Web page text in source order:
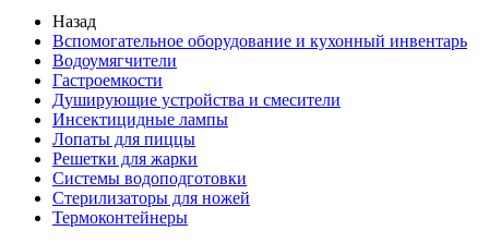
Назад
Вспомогательное оборудование и кухонный инвентарь
Водоумягчители
Гастроемкости
Душирующие устройства и смесители
Инсектицидные лампы
Лопаты для пиццы
Решетки для жарки
Системы водоподготовки
Стерилизаторы для ножей
Термоконтейнеры